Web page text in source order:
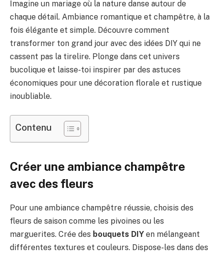
Imagine un mariage où la nature danse autour de
chaque détail. Ambiance romantique et champêtre, à la
fois élégante et simple. Découvre comment
transformer ton grand jour avec des idées DIY qui ne
cassent pas la tirelire. Plonge dans cet univers
bucolique et laisse-toi inspirer par des astuces
économiques pour une décoration florale et rustique
inoubliable.
Contenu
Créer une ambiance champêtre
avec des fleurs
Pour une ambiance champêtre réussie, choisis des
fleurs de saison comme les pivoines ou les
marguerites. Crée des bouquets DIY en mélangeant
différentes textures et couleurs. Dispose-les dans des